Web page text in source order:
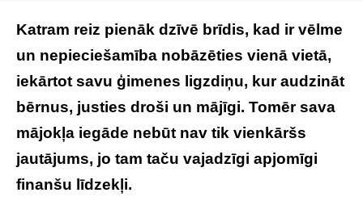
Katram reiz pienāk dzīvē brīdis, kad ir vēlme
un nepieciešamība nobāzēties vienā vietā,
iekārtot savu ģimenes ligzdiņu, kur audzināt
bērnus, justies droši un mājīgi. Tomēr sava
mājokļa iegāde nebūt nav tik vienkāršs
jautājums, jo tam taču vajadzīgi apjomīgi
finanšu līdzekļi.